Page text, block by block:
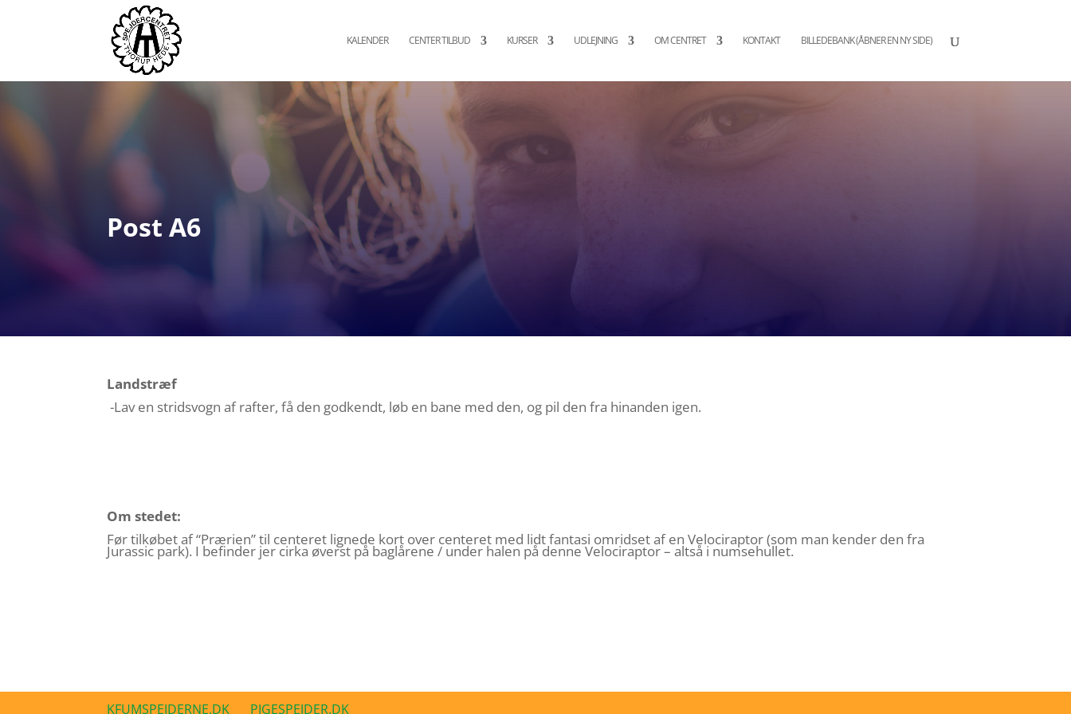
KALENDER CENTER TILBUD KURSER UDLEJNING OM CENTRET KONTAKT BILLEDEBANK (ÅBNER EN NY SIDE)
Post A6
Landstræf
-Lav en stridsvogn af rafter, få den godkendt, løb en bane med den, og pil den fra hinanden igen.
Om stedet:
Før tilkøbet af “Prærien” til centeret lignede kort over centeret med lidt fantasi omridset af en Velociraptor (som man kender den fra
Jurassic park). I befinder jer cirka øverst på baglårene / under halen på denne Velociraptor – altså i numsehullet.
KFUMSPEJDERNE.DK PIGESPEJDER.DK